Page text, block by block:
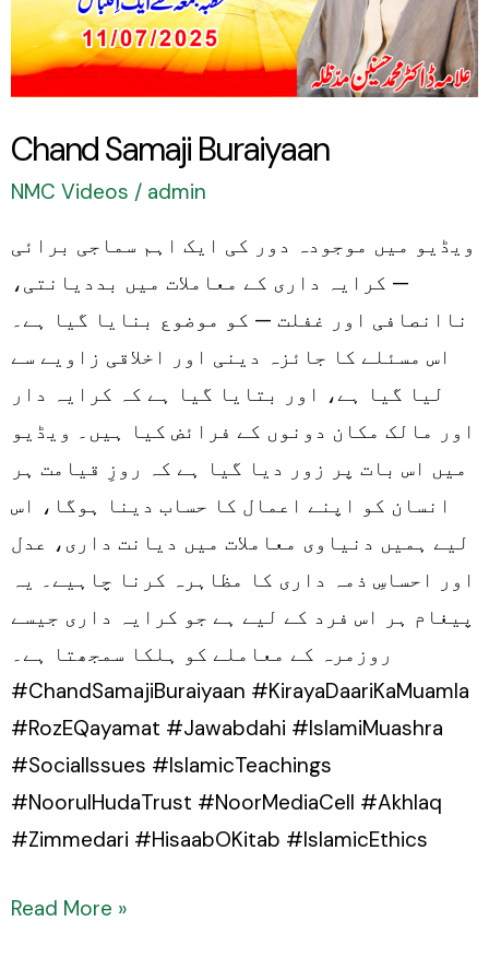
Chand Samaji Buraiyaan
NMC Videos / admin
ویڈیو میں موجودہ دور کی ایک اہم سماجی برائی
— کرایہ داری کے معاملات میں بددیانتی،
ناانصافی اور غفلت — کو موضوع بنایا گیا ہے۔
اس مسئلے کا جائزہ دینی اور اخلاقی زاویے سے
لیا گیا ہے، اور بتایا گیا ہے کہ کرایہ دار
اور مالک مکان دونوں کے فرائض کیا ہیں۔ ویڈیو
میں اس بات پر زور دیا گیا ہے کہ روزِ قیامت ہر
انسان کو اپنے اعمال کا حساب دینا ہوگا، اس
لیے ہمیں دنیاوی معاملات میں دیانت داری، عدل
اور احساسِ ذمہ داری کا مظاہرہ کرنا چاہیے۔ یہ
پیغام ہر اس فرد کے لیے ہے جو کرایہ داری جیسے
روزمرہ کے معاملے کو ہلکا سمجھتا ہے۔
#ChandSamajiBuraiyaan #KirayaDaariKaMuamla
#RozEQayamat #Jawabdahi #IslamiMuashra
#SocialIssues #IslamicTeachings
#NoorulHudaTrust #NoorMediaCell #Akhlaq
#Zimmedari #HisaabOKitab #IslamicEthics
Read More »